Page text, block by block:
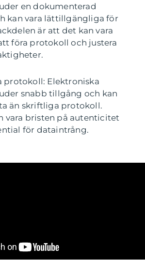
en dokumenterad
kan vara lättillgängliga för
är att det kan vara
föra protokoll och justera
protokoll: Elektroniska
snabb tillgång och kan
än skriftliga protokoll.
vara bristen på autenticitet
för dataintrång.